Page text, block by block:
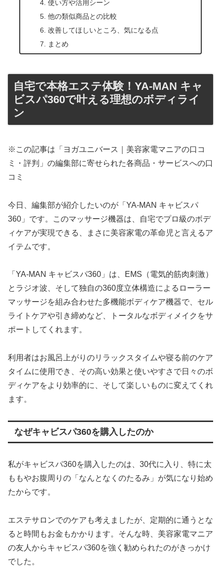
使い方や活用シーン
他の類似商品との比較
改善してほしいところ、気になる点
まとめ
自宅で本格エステ体験！YA-MAN キャ
ビスパ360で叶える理想のボディライ
ン
※この記事は「ヨガユニバース｜美容家電マニアの口コ
ミ・評判」の編集部に寄せられた各商品・サービスへの口
コミ
今日、編集部が紹介したいのが「YA-MAN キャビスパ
360」です。このマッサージ機器は、自宅でプロ級のボデ
ィケアが実現できる、まさに美容家電の革命児と言えるア
イテムです。
「YA-MAN キャビスパ360」は、EMS（電気的筋肉刺激）
とラジオ波、そして独自の360度立体構造によるローラー
マッサージを組み合わせた多機能ボディケア機器で、セル
ライトケアや引き締めなど、トータルなボディメイクをサ
ポートしてくれます。
利用者はお風呂上がりのリラックスタイムや寝る前のケア
タイムに使用でき、その高い効果と使いやすさで日々のボ
ディケアをより効率的に、そして楽しいものに変えてくれ
ます。
なぜキャビスパ360を購入したのか
私がキャビスパ360を購入したのは、30代に入り、特に太
ももやお腹周りの「なんとなくのたるみ」が気になり始め
たからです。
エステサロンでのケアも考えましたが、定期的に通うとな
ると時間もお金もかかります。そんな時、美容家電マニア
の友人からキャビスパ360を強く勧められたのがきっかけ
でした。